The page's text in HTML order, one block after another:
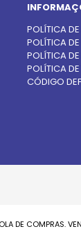
POLÍTICA
POLÍTICA DE
POLÍTICA
POLÍTICA
CÓDIGO
DE COMPRAS.